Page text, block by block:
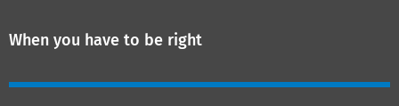
When you have to be right